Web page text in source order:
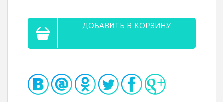
ДОБАВИТЬ В КОРЗИНУ